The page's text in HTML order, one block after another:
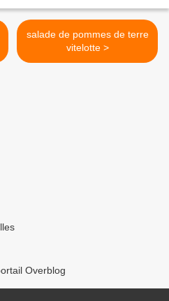
salade de pommes de terre
vitelotte >
Overblog